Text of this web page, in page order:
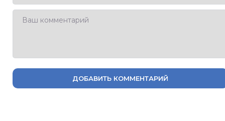
ДОБАВИТЬ КОММЕНТАРИЙ